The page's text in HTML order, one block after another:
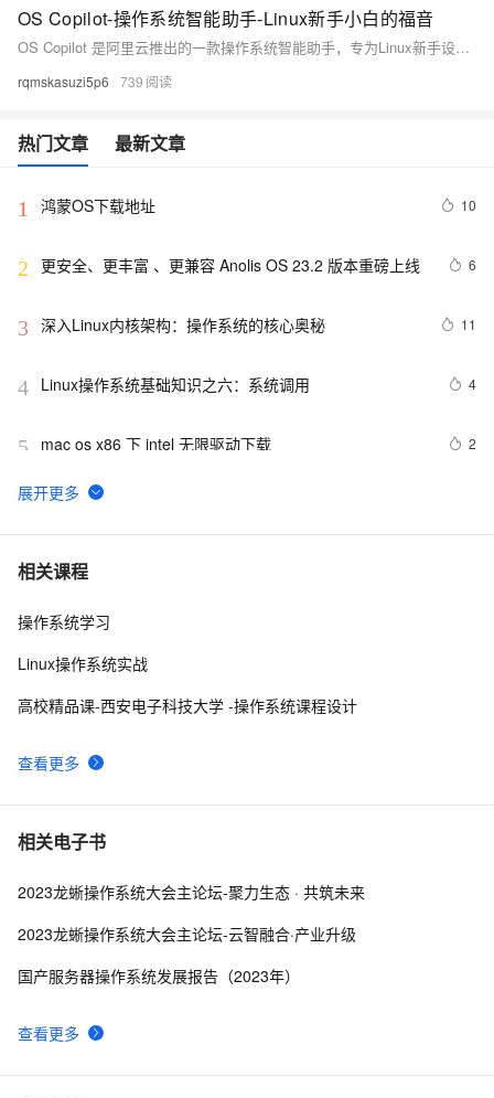
OS Copilot-操作系统智能助手-Linux新手小白的福音
OS Copilot 是阿里云推出的一款操作系统智能助手，专为Linux新手设计，支持自然语言问答、辅助命令执行和系统运维调优等功能。通过简单的命令行操作，用户可以快速获取所需信息并执行任务，极大提升了Linux系统的使用效率。安装步骤简单，只需在阿里云服务器上运行几条命令即可完成部署。使用过程中，OS Copilot不仅能帮助查找命令，还能处理文件和复杂场景，显著节省了查找资料的时间。体验中发现，部分输出格式和偶尔出现的英文提示有待优化，但整体非常实用，特别适合Linux初学者。
rqmskasuzi5p6 739
热门文章 最新文章
1 鸿蒙OS下载地址 10
2 更安全、更丰富 、更兼容 Anolis OS 23.2 版本重磅上线 6
3 深入Linux内核架构：操作系统的核心奥秘 11
4 Linux操作系统基础知识之六：系统调用 4
5 mac os x86 下 intel 无限驱动下载 2
6 请介绍一下鸿蒙操作系统的应用开发框架和工具。
7 操作系统第五章_04 设备的分配与回收
8 Unix是一个多用户、多任务的操作系统
win7、win8、win10等不同操作系统下安装Docker详细教
相关课程
查看更多
操作系统学习
Linux操作系统实战
高校精品课-西安电子科技大学 -操作系统课程设计
相关电子书
查看更多
2023龙蜥操作系统大会主论坛-聚力生态 · 共筑未来
2023龙蜥操作系统大会主论坛-云智融合·产业升级
国产服务器操作系统发展报告（2023年）